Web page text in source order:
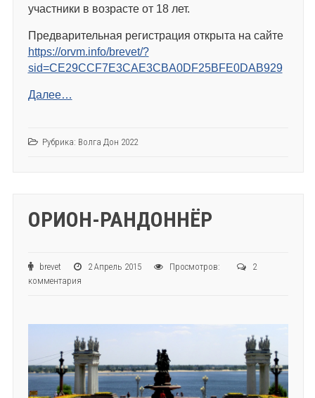
участники в возрасте от 18 лет.
Предварительная регистрация открыта на сайте
https://orvm.info/brevet/?
sid=CE29CCF7E3CAE3CBA0DF25BFE0DAB929
Далее…
Рубрика: Волга Дон 2022
ОРИОН-РАНДОННЁР
brevet 2 Апрель 2015 Просмотров:
2
комментария